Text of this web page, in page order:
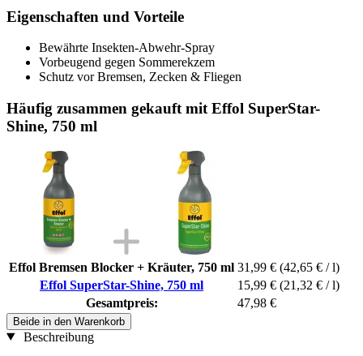
Eigenschaften und Vorteile
Bewährte Insekten-Abwehr-Spray
Vorbeugend gegen Sommerekzem
Schutz vor Bremsen, Zecken & Fliegen
Häufig zusammen gekauft mit Effol SuperStar-
Shine, 750 ml
Effol Bremsen Blocker + Kräuter, 750 ml 31,99 € (42,65 € / l)
Effol SuperStar-Shine, 750 ml
15,99 € (21,32 € / l)
Gesamtpreis:
47,98 €
Beide in den Warenkorb
Beschreibung